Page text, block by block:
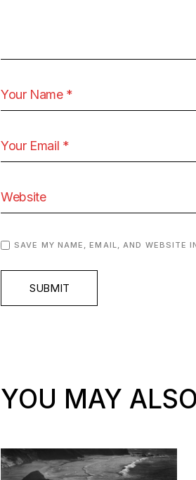
SAVE MY NAME, EMAIL, AND WEBSITE
SUBMIT
YOU MAY